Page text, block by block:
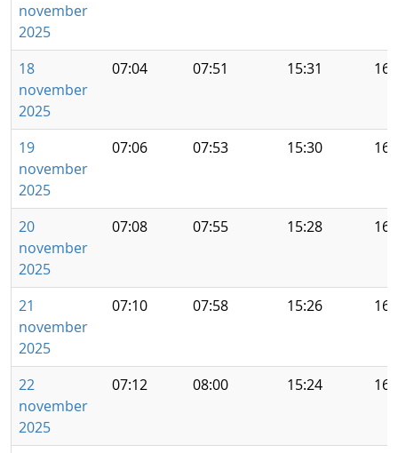
november
2025
18
november
2025
07:04 07:51 15:31
19
november
2025
07:06 07:53 15:30
20
november
2025
07:08 07:55 15:28
21
november
2025
07:10 07:58 15:26
22
november
2025
07:12 08:00 15:24